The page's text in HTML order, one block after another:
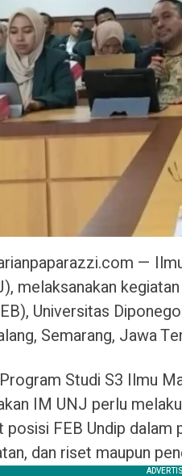
—
melaksanakan
Universitas
Semarang, Jawa
Studi S3 Ilmu
IM UNJ perlu
posisi FEB Undip dalam
dan riset maupun